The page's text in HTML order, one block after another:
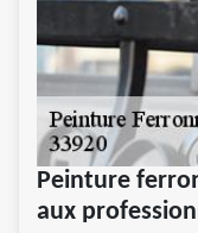
Peinture
aux